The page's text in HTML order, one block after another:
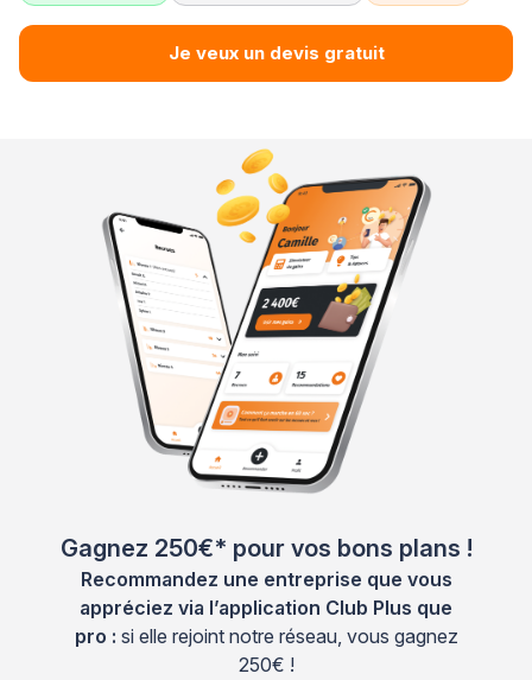
Je veux un devis gratuit
Gagnez 250€* pour vos bons plans !
Recommandez une entreprise que vous
appréciez via l’application Club Plus que
pro : si elle rejoint notre réseau, vous gagnez
250€ !